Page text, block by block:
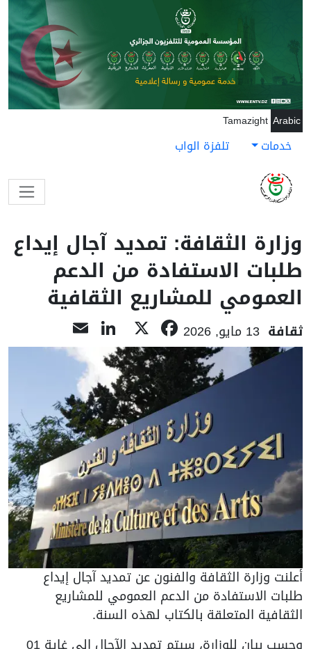
تجاوز إلى المحتوى الرئيسي
Arabic
Tamazight
خدمات تلفزة الواب
وزارة الثقافة: تمديد آجال إيداع
طلبات الاستفادة من الدعم
العمومي للمشاريع الثقافية
ثقافة 13 مايو, 2026 Facebook
LinkedIn
أعلنت وزارة الثقافة والفنون عن تمديد آجال إيداع
طلبات الاستفادة من الدعم العمومي للمشاريع
الثقافية المتعلقة بالكتاب لهذه السنة.